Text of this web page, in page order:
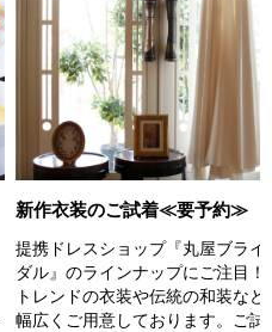
新作衣装のご試着≪要予約≫
提携ドレスショップ『丸屋ブライ
ダル』のラインナップにご注目！
トレンドの衣装や伝統の和装など
幅広くご用意しております。ご試